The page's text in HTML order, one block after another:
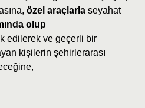
özel araçlarla seyahat
olup
edilerek ve geçerli bir
kişilerin şehirlerarası